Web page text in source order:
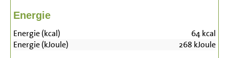
Energie
Energie (kcal) 64kcal
Energie (kJoule)
268 kJoule